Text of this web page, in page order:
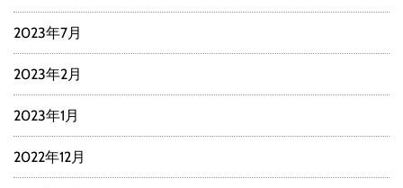
2023年7月
2023年2月
2023年1月
2022年12月